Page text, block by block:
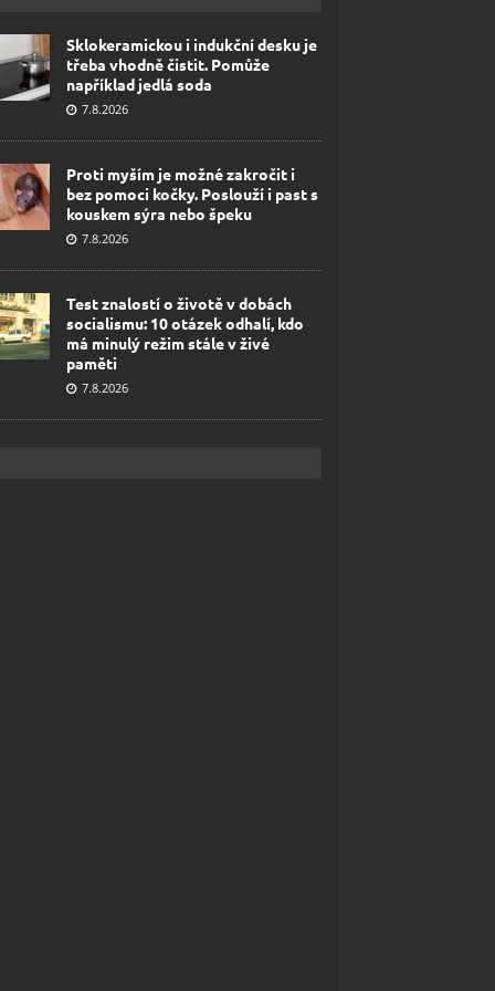
Sklokeramickou i indukční desku je
třeba vhodně čistit. Pomůže
například jedlá soda
7.8.2026
Proti myším je možné zakročit i
bez pomoci kočky. Poslouží i past s
kouskem sýra nebo špeku
7.8.2026
Test znalostí o životě v dobách
socialismu: 10 otázek odhalí, kdo
má minulý režim stále v živé
paměti
7.8.2026